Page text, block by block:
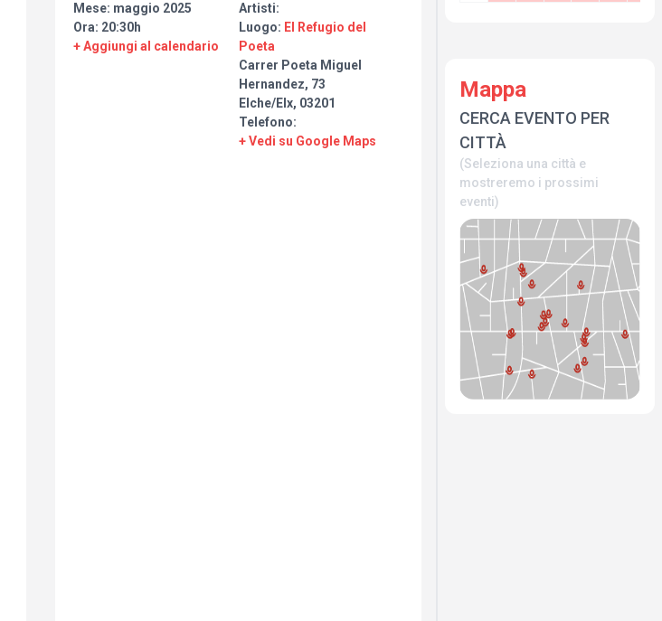
Mese: maggio 2025
Ora: 20:30h
+ Aggiungi al calendario
Artisti:
Luogo: El Refugio del
Poeta
Carrer Poeta Miguel
Hernandez, 73
Elche/Elx, 03201
Telefono:
+ Vedi su Google Maps
Mappa
CERCA EVENTO PER
CITTÀ
(Seleziona una città e
mostreremo i prossimi
eventi)